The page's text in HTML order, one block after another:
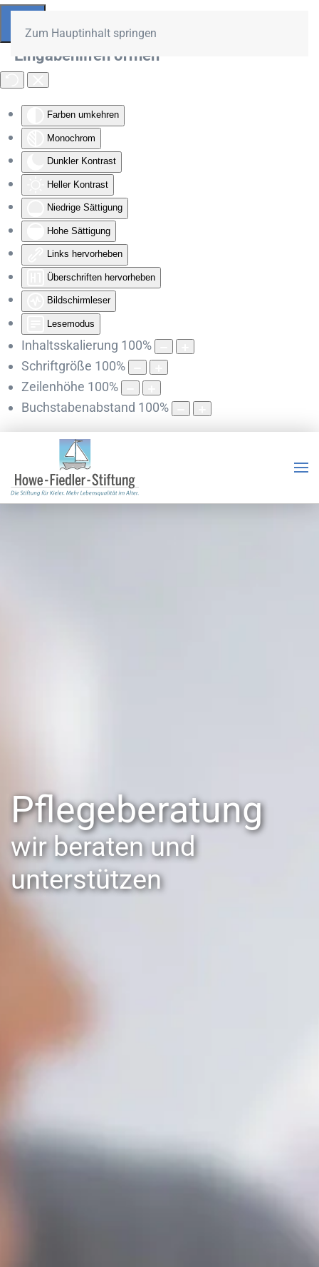
Eingabehilfen öffnen
Farben umkehren
Monochrom
Dunkler Kontrast
Heller Kontrast
Niedrige Sättigung
Hohe Sättigung
Links hervorheben
Überschriften hervorheben
Bildschirmleser
Lesemodus
Inhaltsskalierung 100%
Schriftgröße 100%
Zeilenhöhe 100%
Buchstabenabstand 100%
Zum Hauptinhalt springen
Pflegeberatung
wir beraten und
unterstützen